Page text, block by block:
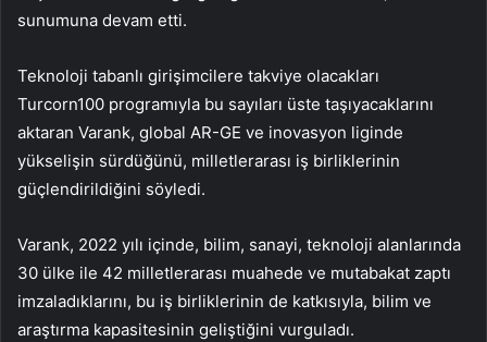
sunumuna devam etti.
Teknoloji tabanlı girişimcilere takviye olacakları
Turcorn100 programıyla bu sayıları üste taşıyacaklarını
aktaran Varank, global AR-GE ve inovasyon liginde
yükselişin sürdüğünü, milletlerarası iş birliklerinin
güçlendirildiğini söyledi.
Varank, 2022 yılı içinde, bilim, sanayi, teknoloji alanlarında
30 ülke ile 42 milletlerarası muahede ve mutabakat zaptı
imzaladıklarını, bu iş birliklerinin de katkısıyla, bilim ve
araştırma kapasitesinin geliştiğini vurguladı.